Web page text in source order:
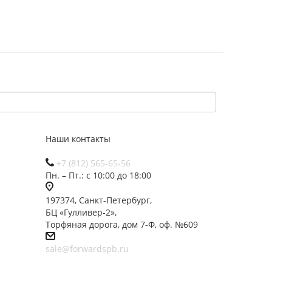
Наши контакты
+7 (812) 565-65-56
Пн. – Пт.: с 10:00 до 18:00
197374, Санкт-Петербург,
БЦ «Гулливер-2»,
Торфяная дорога, дом 7-Ф, оф. №609
sale@forwardspb.ru